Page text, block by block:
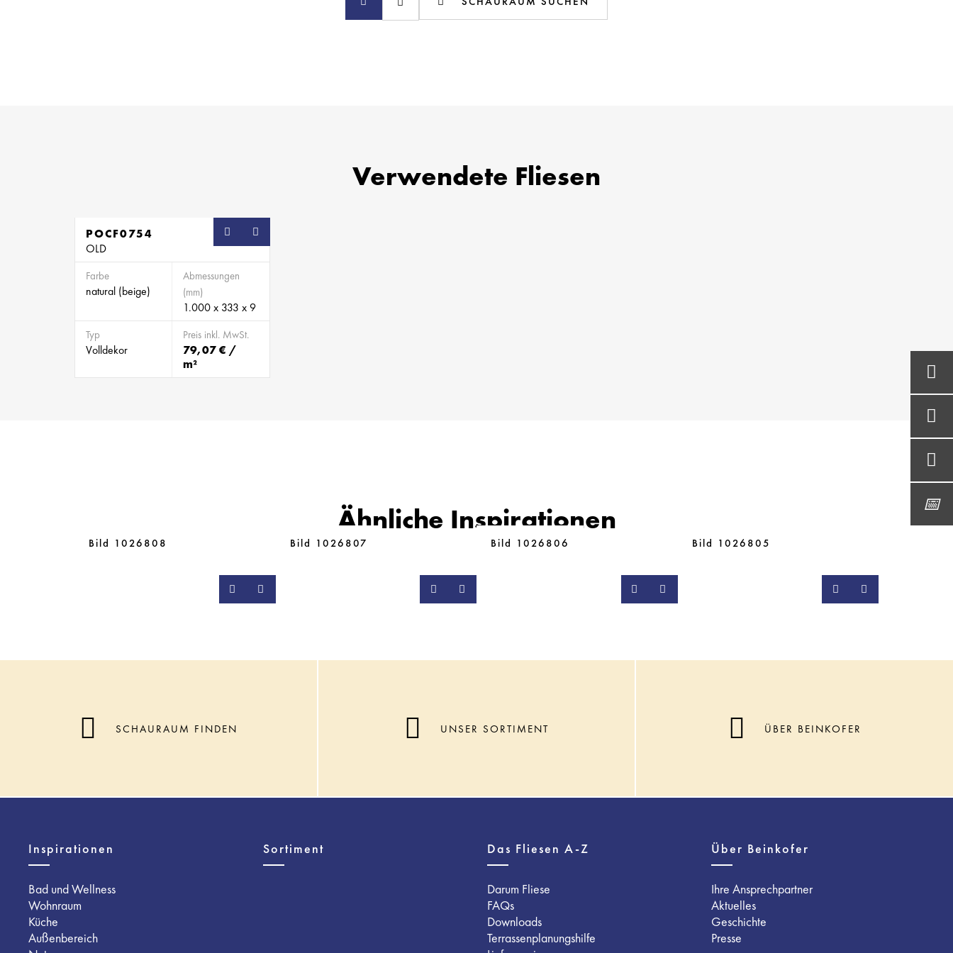
Verwendete Fliesen
POCF0754
OLD
Farbe
natural (beige)
Abmessungen
(mm)
1.000 x 333 x 9
Typ
Volldekor
Preis inkl. MwSt.
79,07 € /
m²
Ähnliche Inspirationen
Bild 1026808 Bild 1026807 Bild 1026806 Bild 1026805
SCHAURAUM FINDEN UNSER SORTIMENT ÜBER BEINKOFER
Inspirationen
Bad und Wellness
Wohnraum
Küche
Außenbereich
Sortiment Das Fliesen A-Z
Darum Fliese
FAQs
Downloads
Terrassenplanungshilfe
Über Beinkofer
Ihre Ansprechpartner
Aktuelles
Geschichte
Presse